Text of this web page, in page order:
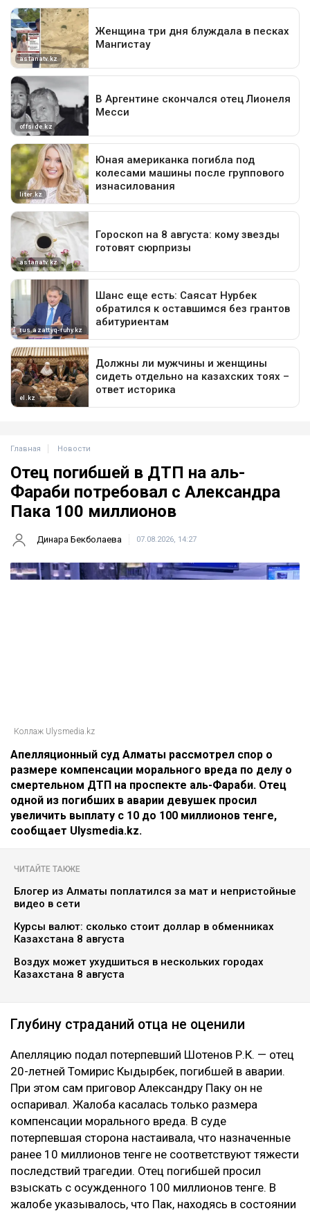
Главная Новости
Отец погибшей в ДТП на аль-
Фараби потребовал с Александра
Пака 100 миллионов
Динара Бекболаева 07.08.2026, 14:27
Коллаж Ulysmedia.kz
Апелляционный суд Алматы рассмотрел спор о
размере компенсации морального вреда по делу о
смертельном ДТП на проспекте аль-Фараби. Отец
одной из погибших в аварии девушек просил
увеличить выплату с 10 до 100 миллионов тенге,
сообщает Ulysmedia.kz.
ЧИТАЙТЕ ТАКЖЕ
Блогер из Алматы поплатился за мат и непристойные
видео в сети
Курсы валют: сколько стоит доллар в обменниках
Казахстана 8 августа
Воздух может ухудшиться в нескольких городах
Казахстана 8 августа
Глубину страданий отца не оценили
Апелляцию подал потерпевший Шотенов Р.К. — отец
20-летней Томирис Кыдырбек, погибшей в аварии.
При этом сам приговор Александру Паку он не
оспаривал. Жалоба касалась только размера
компенсации морального вреда. В суде
потерпевшая сторона настаивала, что назначенные
ранее 10 миллионов тенге не соответствуют тяжести
последствий трагедии. Отец погибшей просил
взыскать с осужденного 100 миллионов тенге. В
жалобе указывалось, что Пак, находясь в состоянии